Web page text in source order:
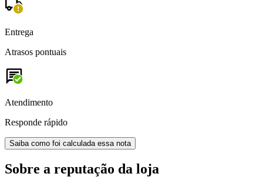
Entrega
Atrasos pontuais
Atendimento
Responde rápido
Saiba como foi calculada essa nota
Sobre a reputação da loja